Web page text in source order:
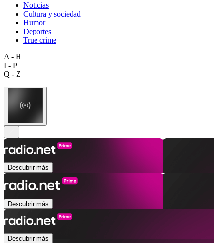
Noticias
Cultura y sociedad
Humor
Deportes
True crime
A - H
I - P
Q - Z
Descubrir más
Descubrir más
Descubrir más